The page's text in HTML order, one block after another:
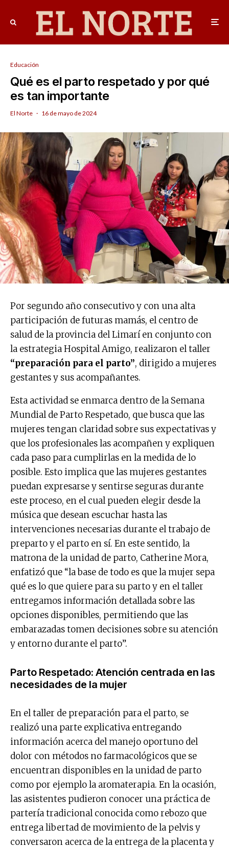
Educación
Qué es el parto respetado y por qué
es tan importante
El Norte · 16 de mayo de 2024
Por segundo año consecutivo y con una alta
participación de futuras mamás, el centro de
salud de la provincia del Limarí en conjunto con
la estrategia Hospital Amigo, realizaron el taller
“preparación para el parto”, dirigido a mujeres
gestantes y sus acompañantes.
Esta actividad se enmarca dentro de la Semana
Mundial de Parto Respetado, que busca que las
mujeres tengan claridad sobre sus expectativas y
que los profesionales las acompañen y expliquen
cada paso para cumplirlas en la medida de lo
posible. Esto implica que las mujeres gestantes
puedan expresarse y sentirse seguras durante
este proceso, en el cual pueden elegir desde la
música que desean escuchar hasta las
intervenciones necesarias durante el trabajo de
preparto y el parto en sí. En este sentido, la
matrona de la unidad de parto, Catherine Mora,
enfatizó que “la base de todo es que la mujer sepa
qué es lo que quiere para su parto y en el taller
entregamos información detallada sobre las
opciones disponibles, permitiendo que las
embarazadas tomen decisiones sobre su atención
y entorno durante el parto”.
Parto Respetado: Atención centrada en las
necesidades de la mujer
En el taller de preparación para el parto, se
realizó una parte explicativa entregando
información acerca del manejo oportuno del
dolor con métodos no farmacológicos que se
encuentran disponibles en la unidad de parto
como por ejemplo la aromaterapia. En la ocasión,
las asistentes pudieron conocer una práctica de
partería tradicional conocida como rebozo que
entrega libertad de movimiento de la pelvis y
conversaron acerca de la entrega de la placenta y